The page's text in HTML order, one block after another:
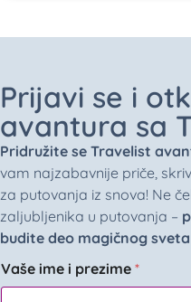
Prijavi se i
avantura sa
Pridružite se Travelist
vam najzabavnije priče,
za putovanja iz snova! Ne
zaljubljenika u putovanja –
budite deo magičnog
Vaše ime i prezime *